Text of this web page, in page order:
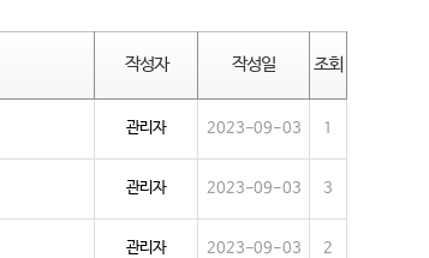
작성자 작성일 조회
관리자 2023-09-03 1
관리자 2023-09-03 3
관리자 2023-09-03 2